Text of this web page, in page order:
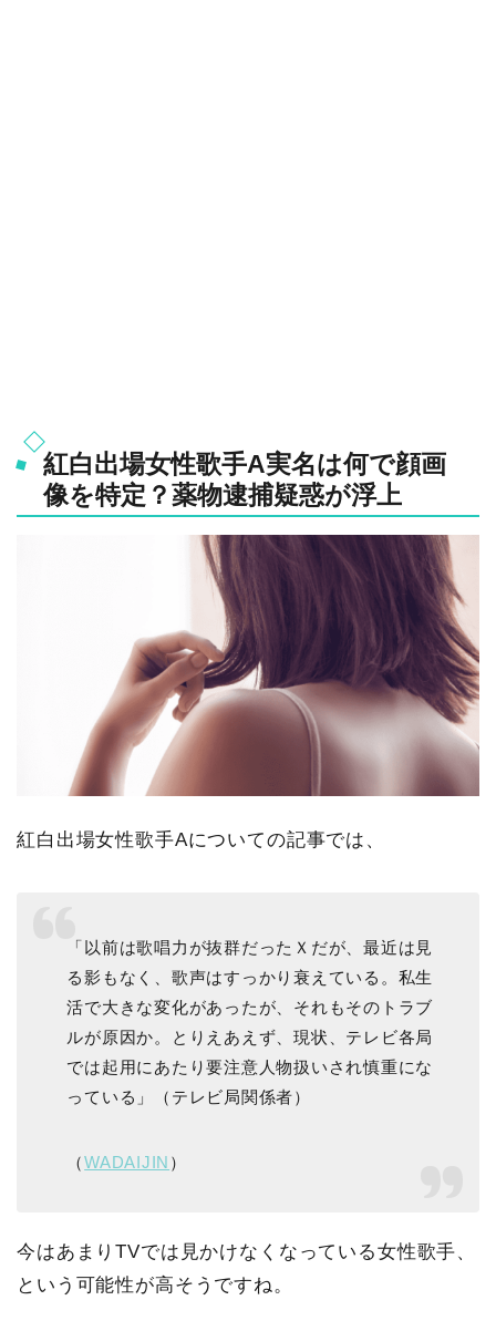
紅白出場女性歌手A実名は何で顔画
像を特定？薬物逮捕疑惑が浮上
紅白出場女性歌手Aについての記事では、
「以前は歌唱力が抜群だったＸだが、最近は見
る影もなく、歌声はすっかり衰えている。私生
活で大きな変化があったが、それもそのトラブ
ルが原因か。とりえあえず、現状、テレビ各局
では起用にあたり要注意人物扱いされ慎重にな
っている」（テレビ局関係者）
（WADAIJIN ）
今はあまりTVでは見かけなくなっている女性歌手、
という可能性が高そうですね。